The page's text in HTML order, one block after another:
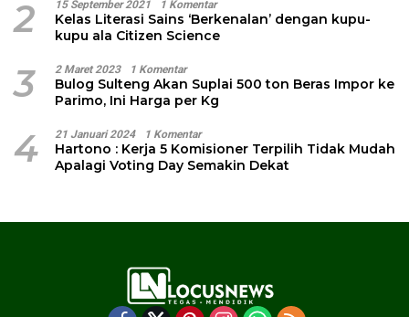
2 15 September 2021 1 Komentar
Kelas Literasi Sains ‘Berkenalan’ dengan kupu-
kupu ala Citizen Science
3 2 Maret 2023 1 Komentar
Bulog Sulteng Akan Suplai 500 ton Beras Impor ke
Parimo, Ini Harga per Kg
4 21 Januari 2024 1 Komentar
Hartono : Kerja 5 Komisioner Terpilih Tidak Mudah
Apalagi Voting Day Semakin Dekat